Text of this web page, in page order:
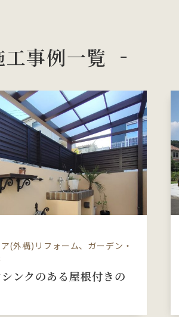
工事例一覧
(外構)リフォーム、ガーデン・
ンクのある屋根付きの